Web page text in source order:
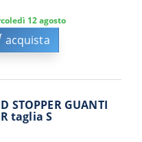
12 agosto
acquista
STOPPER GUANTI
taglia S